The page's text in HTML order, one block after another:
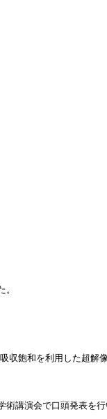
収飽和を利用した超解
講演会で口頭発表を行